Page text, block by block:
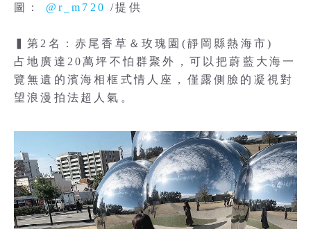
圖： @r_m720 /提供
▍第2名：赤尾香草＆玫瑰園(靜岡縣熱海市)
占地廣達20萬坪不怕群聚外，可以把蔚藍大海一
覽無遺的濱海相框式情人座，僅露側臉的凝視對
望浪漫拍法超人氣。